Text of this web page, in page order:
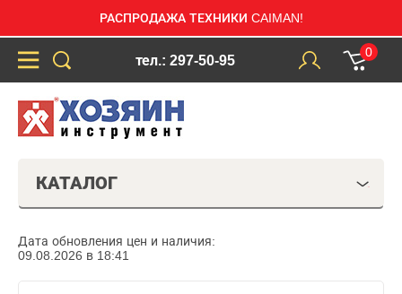
РАСПРОДАЖА ТЕХНИКИ CAIMAN!
тел.: 297-50-95
0
КАТАЛОГ
Дата обновления цен и наличия:
09.08.2026 в 18:41